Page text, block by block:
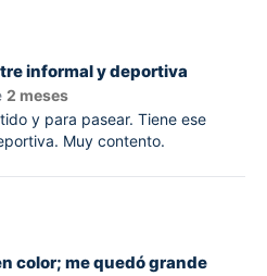
informal y deportiva
2 meses
y para pasear. Tiene ese
Muy contento.
color; me quedó grande